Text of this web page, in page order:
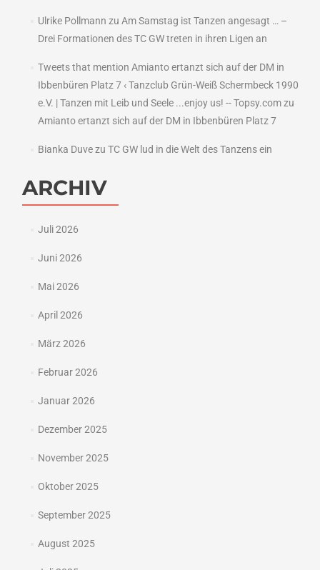
Ulrike Pollmann zu Am Samstag ist Tanzen angesagt … –
Drei Formationen des TC GW treten in ihren Ligen an
Tweets that mention Amianto ertanzt sich auf der DM in
Ibbenbüren Platz 7 ‹ Tanzclub Grün-Weiß Schermbeck 1990
e.V. | Tanzen mit Leib und Seele ...enjoy us! -- Topsy.comzu
Amianto ertanzt sich auf der DM in Ibbenbüren Platz 7
Bianka Duvezu TC GW lud in die Welt des Tanzens ein
ARCHIV
Juli 2026
Juni 2026
Mai 2026
April 2026
März 2026
Februar 2026
Januar 2026
Dezember 2025
November 2025
Oktober 2025
September 2025
August 2025